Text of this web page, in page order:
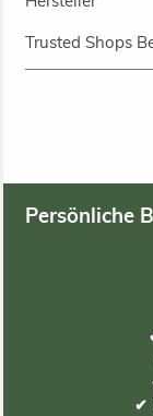
Trusted Shops
Persönliche
✔